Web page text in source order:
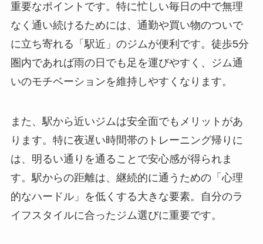
重要なポイントです。特に忙しい毎日の中で無理
なく通い続けるためには、通勤や買い物のついで
に立ち寄れる「駅近」のジムが便利です。徒歩5分
圏内であれば雨の日でも足を運びやすく、ジム通
いのモチベーションを維持しやすくなります。
また、駅から近いジムは安全面でもメリットがあ
ります。特に夜遅い時間帯のトレーニング帰りに
は、明るい通りを通ることで安心感が得られま
す。駅からの距離は、継続的に通うための「心理
的なハードル」を低くする大きな要素。自分のラ
イフスタイルに合ったジム選びに重要です。